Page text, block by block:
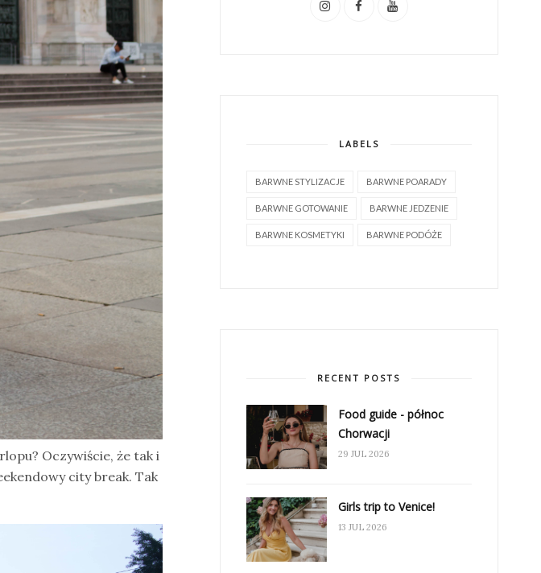
Oczywiście, że tak i
city break. Tak
LABELS
BARWNE STYLIZACJE BARWNE POARADY
BARWNE GOTOWANIE BARWNE JEDZENIE
BARWNE KOSMETYKI BARWNE PODÓŻE
RECENT POSTS
Food guide - północ
Chorwacji
29 JUL 2026
Girls trip to Venice!
13 JUL 2026